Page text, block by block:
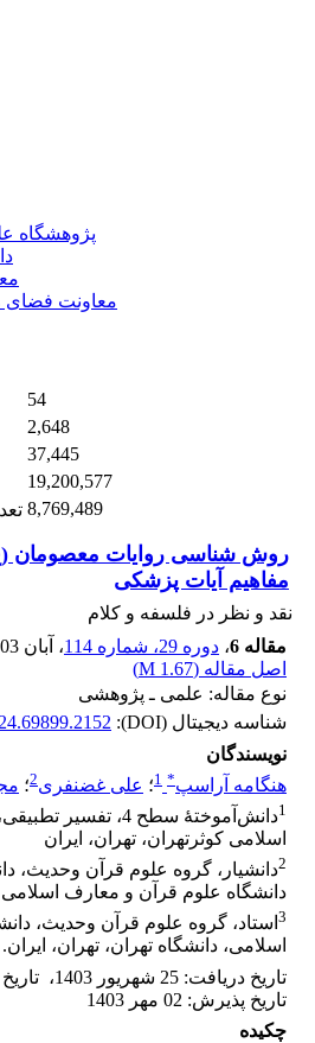
پژوهشگاه
معاونت فضای
54
2,648
37,445
19,200,577
8,769,489
روش شناسی روایات معصومان (ع)
مفاهیم آیات پزشکی
نقد و نظر در فلسفه و کلام
مقاله 6
، دوره 29، شماره 114 ، آبان 1403
اصل مقاله (1.67 M
)
نوع مقاله: علمی ـ پژوهشی
شناسه دیجیتال (DOI):
نویسندگان
هنگامه آراسپ*
1؛ علی غضنفری2؛
1
دانش‌آموختۀ سطح 4،
اسلامی کوثرتهران، تهران، ایران
2دانشیار، گروه علوم قرآن وحدیث،
دانشگاه علوم قرآن و معارف اسلامی
3 استاد، گروه علوم قرآن وحدیث،
اسلامی، دانشگاه تهران، تهران، ایران.
تاریخ دریافت: 25 شهریور 1403 ،
تاریخ پذیرش: 02 مهر 1403
چکیده